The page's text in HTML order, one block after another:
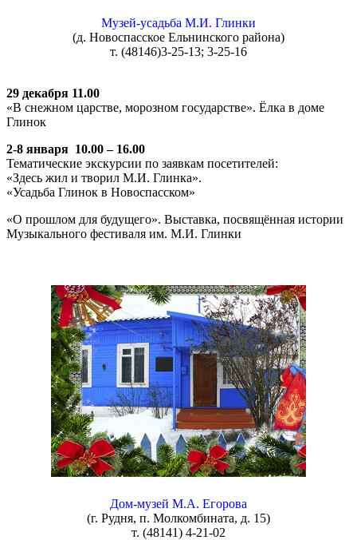
Музей-усадьба М.И. Глинки
(д. Новоспасское Ельнинского района)
т. (48146)3-25-13; 3-25-16
29 декабря 11.00
«В снежном царстве, морозном государстве». Ёлка в доме
Глинок
2-8 января 10.00 – 16.00
Тематические экскурсии по заявкам посетителей:
«Здесь жил и творил М.И. Глинка».
«Усадьба Глинок в Новоспасском»
«О прошлом для будущего». Выставка, посвящённая истории
Музыкального фестиваля им. М.И. Глинки
Дом-музей М.А. Егорова
(г. Рудня, п. Молкомбината, д. 15)
т. (48141) 4-21-02